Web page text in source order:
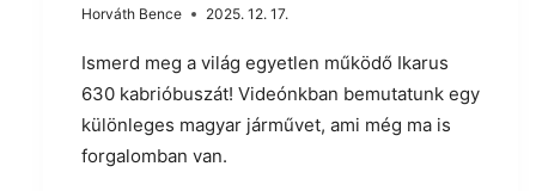
Horváth Bence 2025. 12. 17.
Ismerd meg a világ egyetlen működő Ikarus
630 kabrióbuszát! Videónkban bemutatunk egy
különleges magyar járművet, ami még ma is
forgalomban van.